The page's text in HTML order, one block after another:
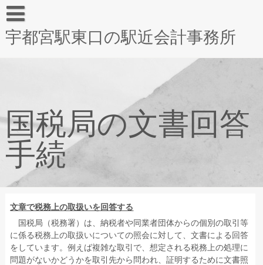
宇都宮駅東口の駅近会計事務所
国税局の文書回答
手続
文章で税務上の取扱いを回答する
国税局（税務署）は、納税者や同業者団体からの個別の取引等
に係る税務上の取扱いについての照会に対して、文書による回答
をしています。例えば複雑な取引で、想定される税務上の処理に
問題がないかどうかを取引先から問われ、証明するために文書照